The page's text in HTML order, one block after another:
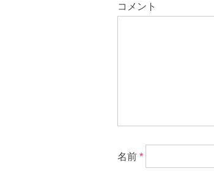
コメント
名前 *